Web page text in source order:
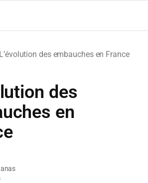
L’évolution des embauches en France
des
en